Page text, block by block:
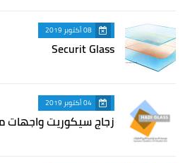
08 أكتوبر 2019
Securit Glass
04 أكتوبر 2019
زجاج سيكوريت واجهات